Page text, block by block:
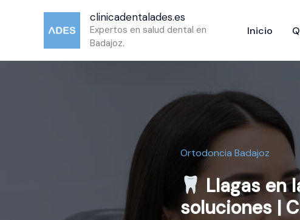
clinicadentalades.es
Expertos en salud dental en
Badajoz.
Inicio
Ortodoncia Badajoz
Llagas en
soluciones |